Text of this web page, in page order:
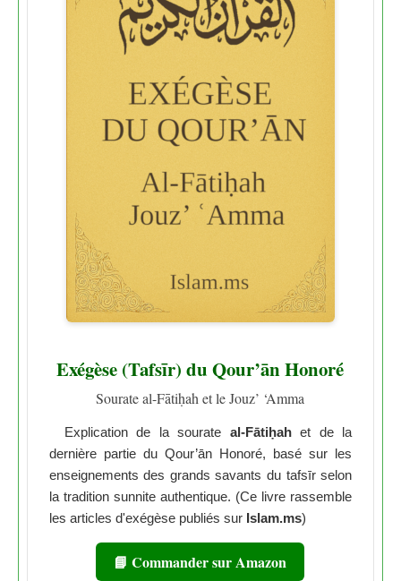
Exégèse (Tafsīr) du Qour’ān Honoré
Sourate al-Fātiḥah et le Jouz’ ‘Amma
Explication de la sourate al-Fātiḥahet de la
dernière partie du Qour’ān Honoré, basé sur les
enseignements des grands savants du tafsīr selon
la tradition sunnite authentique. (Ce livre rassemble
les articles d'exégèse publiés sur Islam.ms)
📘 Commander sur Amazon